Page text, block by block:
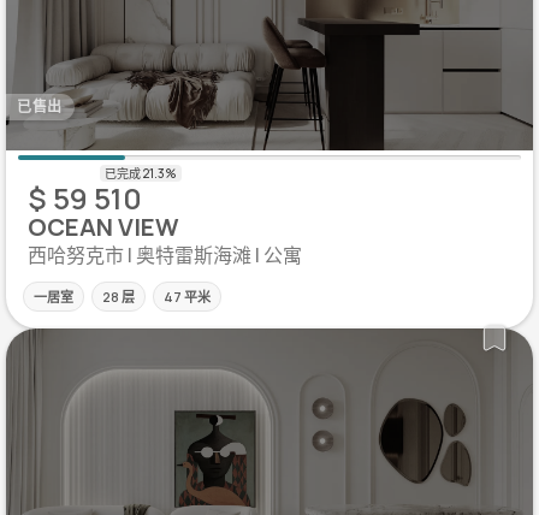
已售出
$ 59 510
OCEAN VIEW
西哈努克市 | 奥特雷斯海滩 | 公寓
一居室 28 层 47 平米